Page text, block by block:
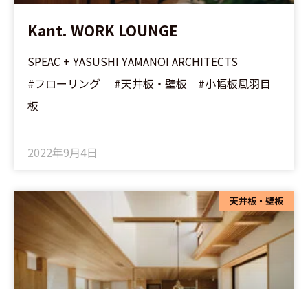
Kant. WORK LOUNGE
SPEAC + YASUSHI YAMANOI ARCHITECTS
#フローリング #天井板・壁板 #小幅板風羽目
板
2022年9月4日
天井板・壁板